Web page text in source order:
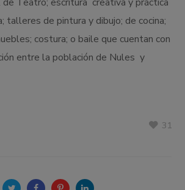
talleres de pintura y dibujo; de cocina;
costura; o baile que cuentan con
entre la población de Nules y
31